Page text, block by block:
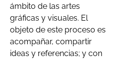
ámbito de las artes
gráficas y visuales. El
objeto de este proceso es
acompañar, compartir
ideas y referencias; y con